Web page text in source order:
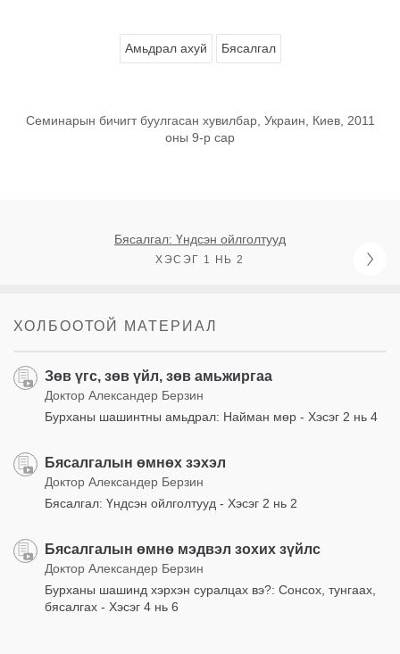
Амьдрал ахуй Бясалгал
Семинарын бичигт буулгасан хувилбар, Украин, Киев, 2011
оны 9-р сар
Бясалгал: Үндсэн ойлголтууд
ХЭСЭГ 1 НЬ 2
ХОЛБООТОЙ МАТЕРИАЛ
Зөв үгс, зөв үйл, зөв амьжиргаа
Доктор Александер Берзин
Бурханы шашинтны амьдрал: Найман мөр - Хэсэг 2 нь 4
Бясалгалын өмнөх зэхэл
Доктор Александер Берзин
Бясалгал: Үндсэн ойлголтууд - Хэсэг 2 нь 2
Бясалгалын өмнө мэдвэл зохих зүйлс
Доктор Александер Берзин
Бурханы шашинд хэрхэн суралцах вэ?: Сонсох, тунгаах,
бясалгах - Хэсэг 4 нь 6